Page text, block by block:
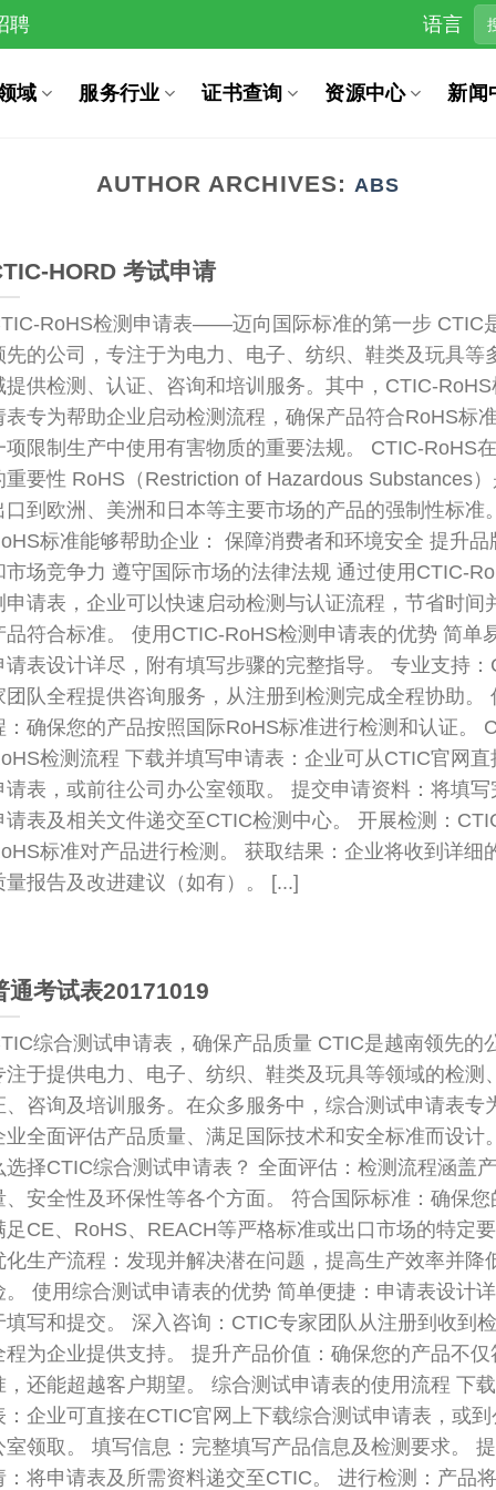
聘 语言
域 服务行业 证书查询 资源中心 新闻
AUTHOR ARCHIVES: ABS
HORD 考试申请
RoHS检测申请表——迈向国际标准的第一步 CTIC
先的公司，专注于为电力、电子、纺织、鞋类及玩具等
提供检测、认证、咨询和培训服务。其中，CTIC-
表专为帮助企业启动检测流程，确保产品符合RoHS
项限制生产中使用有害物质的重要法规。 CTIC-RoHS
重要性 RoHS（Restriction of Hazardous Substances
口到欧洲、美洲和日本等主要市场的产品的强制性标准
标准能够帮助企业： 保障消费者和环境安全 提升品
市场竞争力 遵守国际市场的法律法规 通过使用CTIC-
申请表，企业可以快速启动检测与认证流程，节省时间
品符合标准。 使用CTIC-RoHS检测申请表的优势 简单
请表设计详尽，附有填写步骤的完整指导。 专业支持：
团队全程提供咨询服务，从注册到检测完成全程协助。
：确保您的产品按照国际RoHS标准进行检测和认证。
检测流程 下载并填写申请表：企业可从CTIC官网直
请表，或前往公司办公室领取。 提交申请资料：将填写
请表及相关文件递交至CTIC检测中心。 开展检测：
标准对产品进行检测。 获取结果：企业将收到详细
量报告及改进建议（如有）。 [...]
通考试表20171019
综合测试申请表，确保产品质量 CTIC是越南领先的
注于提供电力、电子、纺织、鞋类及玩具等领域的检测
、咨询及培训服务。在众多服务中，综合测试申请表专
业全面评估产品质量、满足国际技术和安全标准而设计
选择CTIC综合测试申请表？ 全面评估：检测流程涵盖
、安全性及环保性等各个方面。 符合国际标准：确保您
足CE、RoHS、REACH等严格标准或出口市场的特定
化生产流程：发现并解决潜在问题，提高生产效率并降
。 使用综合测试申请表的优势 简单便捷：申请表设计
填写和提交。 深入咨询：CTIC专家团队从注册到收到
程为企业提供支持。 提升产品价值：确保您的产品不仅
，还能超越客户期望。 综合测试申请表的使用流程 下
：企业可直接在CTIC官网上下载综合测试申请表，或
室领取。 填写信息：完整填写产品信息及检测要求。
：将申请表及所需资料递交至CTIC。 进行检测：产品